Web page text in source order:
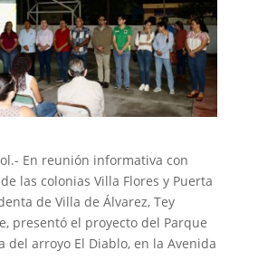
En reunión informativa con
las colonias Villa Flores y Puerta
de Villa de Álvarez, Tey
presentó el proyecto del Parque
del arroyo El Diablo, en la Avenida